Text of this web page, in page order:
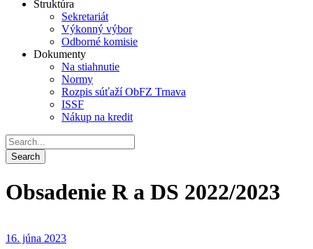
Štruktúra
Sekretariát
Výkonný výbor
Odborné komisie
Dokumenty
Na stiahnutie
Normy
Rozpis súťaží ObFZ Trnava
ISSF
Nákup na kredit
Obsadenie R a DS 2022/2023
16. júna 2023